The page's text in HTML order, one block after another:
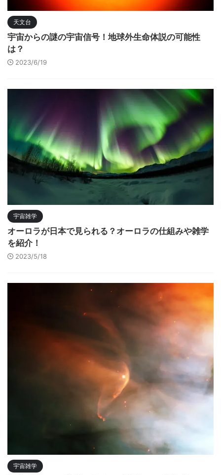
天文台
宇宙からの謎の宇宙信号！地球外生命体説の可能性
は？
2023/6/19
宇宙雑学
オーロラが日本で見られる？オーロラの仕組みや雑学
を紹介！
2023/5/18
宇宙雑学